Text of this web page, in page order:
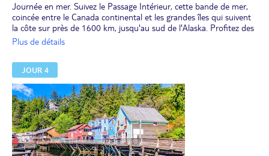
Journée en mer. Suivez le Passage Intérieur, cette bande de mer,
coincée entre le Canada continental et les grandes îles qui suivent
la côte sur près de 1600 km, jusqu'au sud de l'Alaska. Profitez des
nombreuses activités à bord et de la vue sur les forêts sans fin et
Repas et nuit à bord.
Plus de détails
JOUR 4